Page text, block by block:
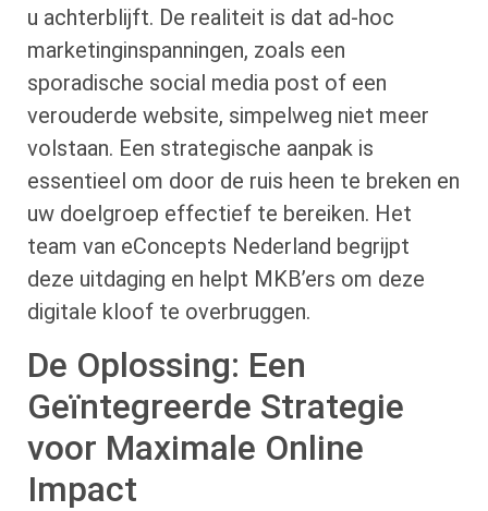
u achterblijft. De realiteit is dat ad-hoc
marketinginspanningen, zoals een
sporadische social media post of een
verouderde website, simpelweg niet meer
volstaan. Een strategische aanpak is
essentieel om door de ruis heen te breken en
uw doelgroep effectief te bereiken. Het
team van eConcepts Nederland begrijpt
deze uitdaging en helpt MKB’ers om deze
digitale kloof te overbruggen.
De Oplossing: Een
Geïntegreerde Strategie
voor Maximale Online
Impact